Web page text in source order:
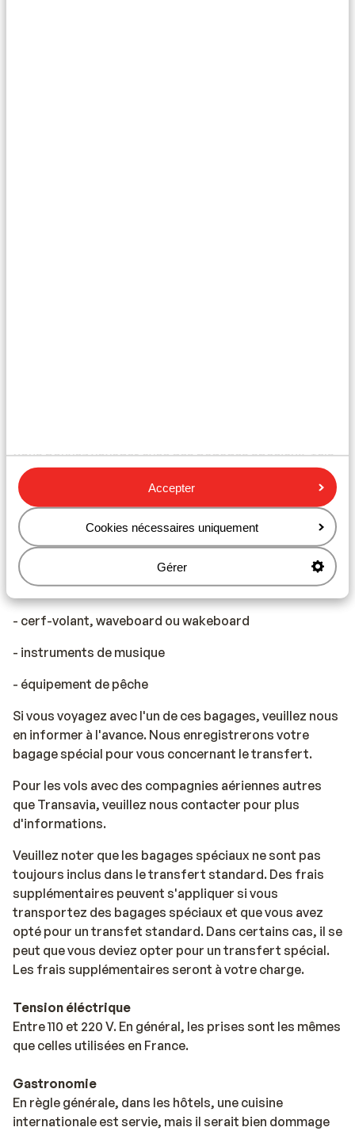
Accepter
Cookies nécessaires uniquement
Gérer
Vous pouvez voyager avec des bagages spéciaux, tels
que :
- équipement de plongée (sans supplément pour le
transfert)
- vélo
- équipement de golf
- cerf-volant, waveboard ou wakeboard
- instruments de musique
- équipement de pêche
Si vous voyagez avec l'un de ces bagages, veuillez nous
en informer à l'avance. Nous enregistrerons votre
bagage spécial pour vous concernant le transfert.
Pour les vols avec des compagnies aériennes autres
que Transavia, veuillez nous contacter pour plus
d'informations.
Veuillez noter que les bagages spéciaux ne sont pas
toujours inclus dans le transfert standard. Des frais
supplémentaires peuvent s'appliquer si vous
transportez des bagages spéciaux et que vous avez
opté pour un transfet standard. Dans certains cas, il se
peut que vous deviez opter pour un transfert spécial.
Les frais supplémentaires seront à votre charge.
Tension éléctrique
Entre 110 et 220 V. En général, les prises sont les mêmes
que celles utilisées en France.
Gastronomie
En règle générale, dans les hôtels, une cuisine
internationale est servie, mais il serait bien dommage